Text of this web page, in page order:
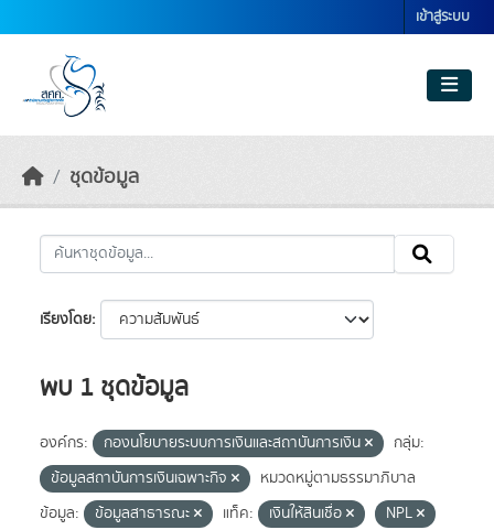
เข้าสู่ระบบ
ชุดข้อมูล
เรียงโดย
พบ 1 ชุดข้อมูล
องค์กร: กองนโยบายระบบการเงินและสถาบันการเงิน
กลุ่ม:
ข้อมูลสถาบันการเงินเฉพาะกิจ
หมวดหมู่ตามธรรมาภิบาล
ข้อมูล:
ข้อมูลสาธารณะ แท็ค: เงินให้สินเชื่อ
NPL